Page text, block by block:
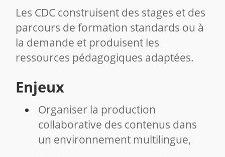
Les CDC construisent des stages et des
parcours de formation standards ou à
la demande et produisent les
ressources pédagogiques adaptées.
Enjeux
Organiser la production
collaborative des contenus dans
un environnement multilingue,